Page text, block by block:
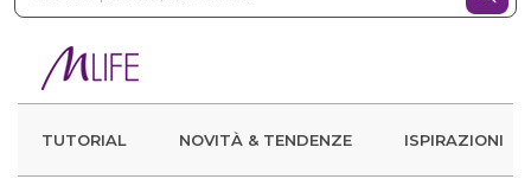
TUTORIAL NOVITÀ & TENDENZE ISPIRAZIONI